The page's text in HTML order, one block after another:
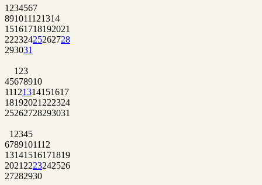
1 234567
891011121314
15161718192021
22232425262728
293031
1 23
45678910
11121314151617
18192021 222324
25262728293031
1 2345
6789101112
13141516171819
2021 2223242526
27282930